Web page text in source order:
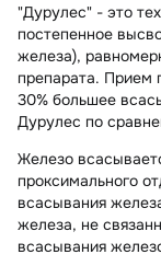
"Дурулес" - это
постепенное
железа),
препарата. Прием
30% большее
Дурулес по
Железо
проксимального
всасывания
железа, не
всасывания